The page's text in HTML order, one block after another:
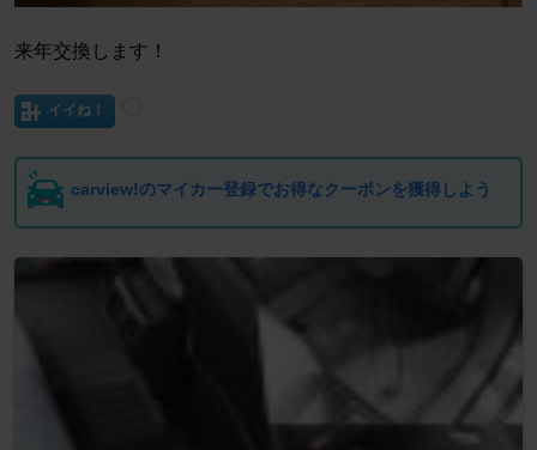
来年交換します！
イイね！
carview!のマイカー登録でお得なクーポンを獲得しよう